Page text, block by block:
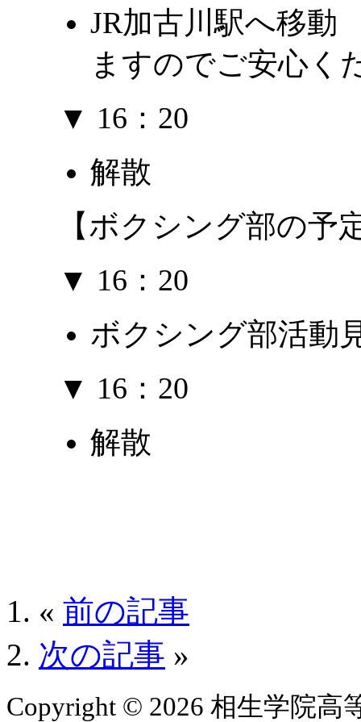
JR加古川駅へ移
ますのでご安心く
▼ 16：20
解散
【ボクシング部の予
▼ 16：20
ボクシング部活動
▼ 16：20
解散
« 前の記事
次の記事 »
Copyright © 2026 相生学院高